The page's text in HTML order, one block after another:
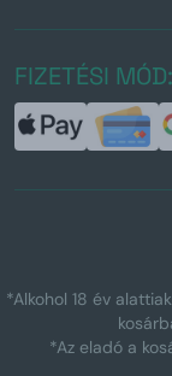
FIZETÉSI MÓD:
*Alkohol 18 év
*Az eladó a